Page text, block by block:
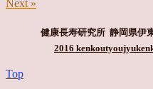
Next »
健康長寿研究所 静岡県伊
2016
Top